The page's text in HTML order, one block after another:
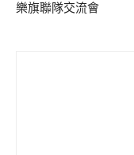
樂旗聯隊交流會